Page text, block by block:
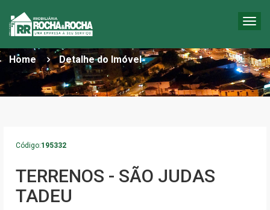
DETALHES DO IMÓVEL
Home Detalhe do Imóvel
Código:195332
TERRENOS - SÃO JUDAS
TADEU